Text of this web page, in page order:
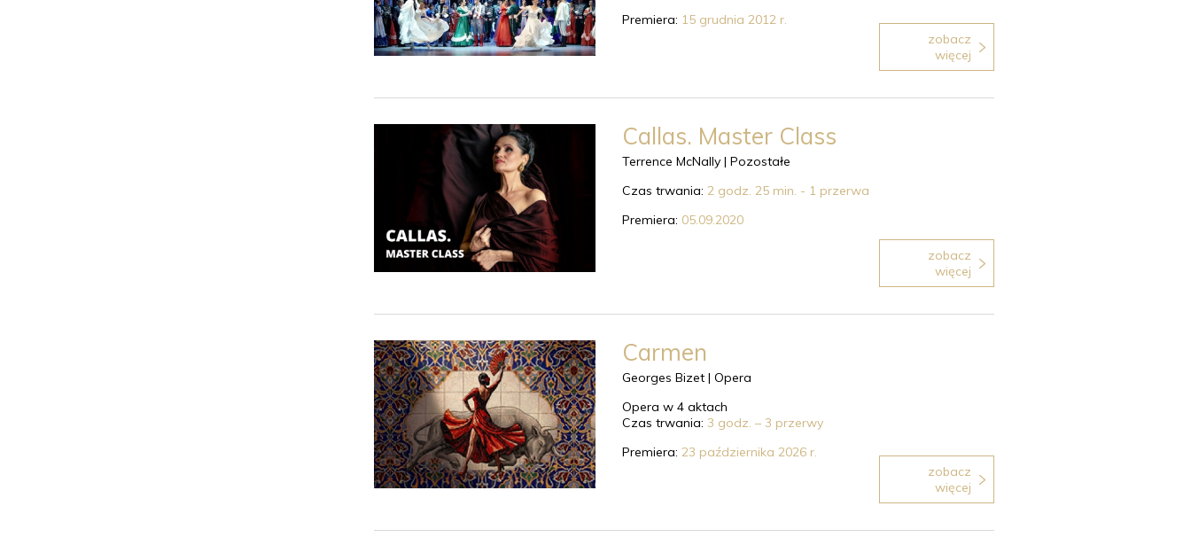
Premiera: 15 grudnia 2012 r.
zobacz
więcej
Callas. Master Class
Terrence McNally | Pozostałe
Czas trwania: 2 godz. 25 min. - 1 przerwa
Premiera: 05.09.2020
zobacz
więcej
Carmen
Georges Bizet | Opera
Opera w 4 aktach
Czas trwania: 3 godz. – 3 przerwy
Premiera: 23 października 2026 r.
zobacz
więcej